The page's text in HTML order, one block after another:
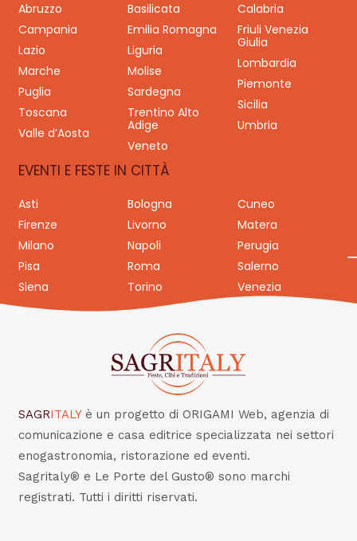
Abruzzo Basilicata
Calabria
Campania
Emilia Romagna
Friuli Venezia
Giulia
Lazio
Liguria
Lombardia
Marche
Molise
Piemonte
Puglia
Sardegna
Sicilia
Toscana
Trentino Alto
Adige
Umbria
Valle d’Aosta
Veneto
EVENTI E FESTE IN CITTÀ
Asti Bologna
Cuneo
Firenze
Livorno
Matera
Milano
Napoli
Perugia
Pisa
Roma
Salerno
Siena
Torino Venezia
SAGRITALY è un progetto di ORIGAMI Web, agenzia di
comunicazione e casa editrice specializzata nei settori
enogastronomia, ristorazione ed eventi.
Sagritaly® e Le Porte del Gusto® sono marchi
registrati. Tutti i diritti riservati.